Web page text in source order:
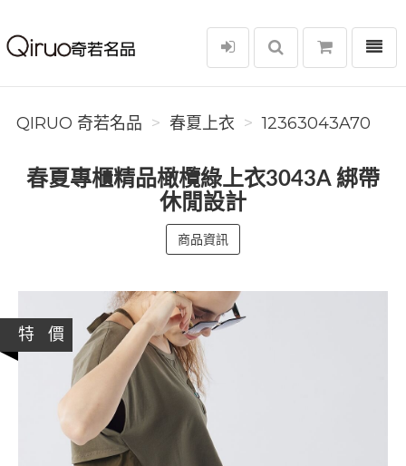
Qiruo 奇若名品
選單
QIRUO 奇若名品 春夏上衣 12363043A70
春夏專櫃精品橄欖綠上衣3043A 綁帶
休閒設計
商品資訊
特 價